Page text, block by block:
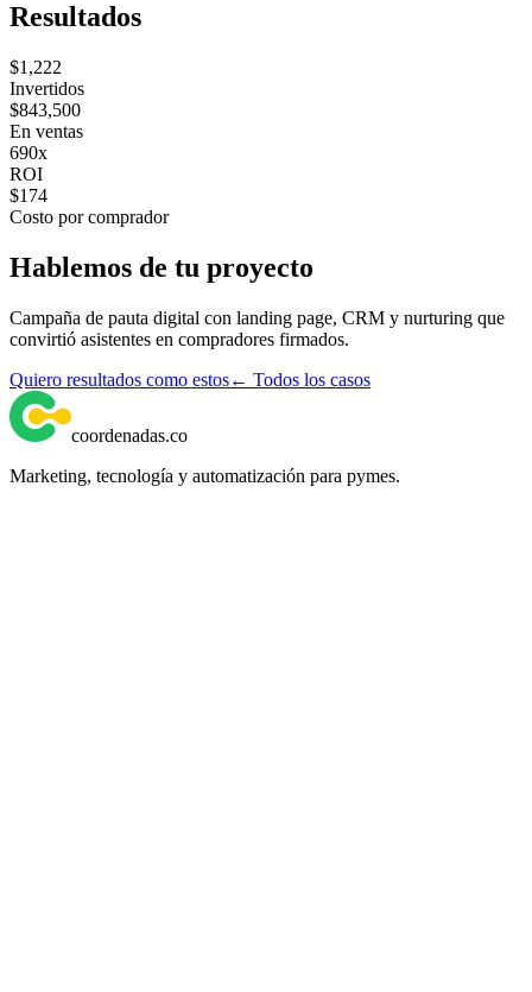
Resultados
$1,222
Invertidos
$843,500
En ventas
690x
ROI
$174
Costo por comprador
Hablemos de tu proyecto
Campaña de pauta digital con landing page, CRM y nurturing que
convirtió asistentes en compradores firmados.
Quiero resultados como estos← Todos los casos
coordenadas.co
Marketing, tecnología y automatización para pymes.